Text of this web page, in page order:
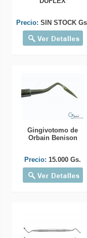
Precio: SIN STOCK
Gingivotomo de
Orbain Benison
Precio: 15.000 Gs.